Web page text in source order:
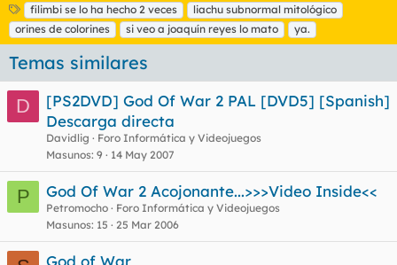
E
t
i
q
u
e
t
a
filimbi se lo ha hecho 2 veces
liachu subnormal mitológico
orines de colorines
si veo a joaquín reyes lo mato ya.
Temas similares
D
[PS2DVD] God Of War 2 PAL [DVD5] [Spanish]
Descarga directa
Davidlig
Foro Informática y Videojuegos
Masunos 9 14 May 2007
P God Of War 2 Acojonante...>>>Video Inside<<
Petromocho
Foro Informática y Videojuegos
Masunos 15 25 Mar 2006